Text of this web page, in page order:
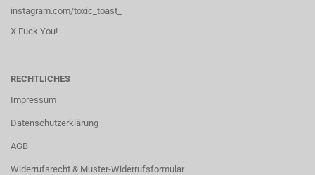
instagram.com/toxic_toast_
X Fuck You!
RECHTLICHES
Impressum
Datenschutzerklärung
AGB
Widerrufsrecht & Muster-Widerrufsformular